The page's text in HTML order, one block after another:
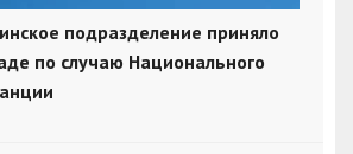
подразделение приняло
по случаю Национального